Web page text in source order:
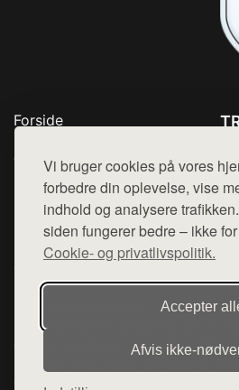
Vi bruger cookies på vores
forbedre din oplevelse, vise
indhold og analysere
siden fungerer bedre – ikke
Cookie- og privatlivspolitik.
Accepter
Afvis
Forside
Top Rabatter
Blog
Kontakt
Denne side er en del af want.dk, der
hjemmesider med præsentation af
diverse webshops. Der sælges ikke
henviser til de shops, som sælger
varerne på lager.